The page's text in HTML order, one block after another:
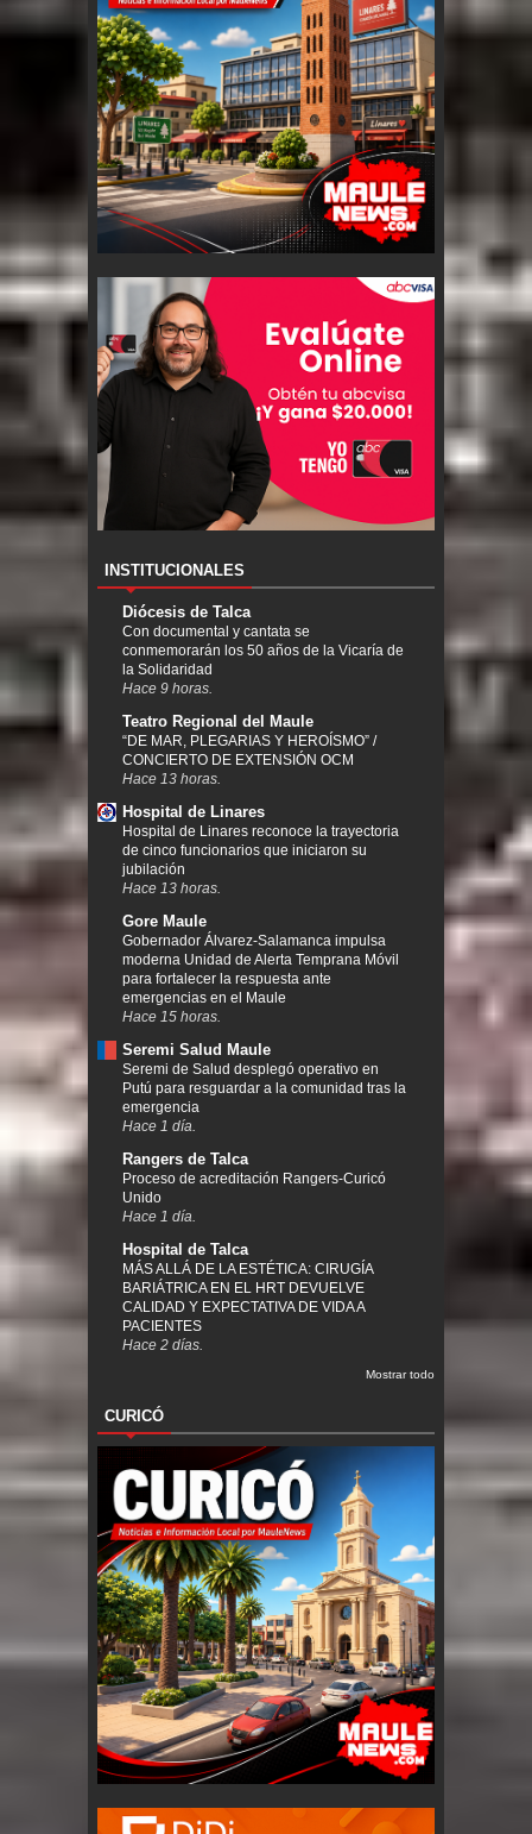
INSTITUCIONALES
Diócesis de Talca
Con documental y cantata se
conmemorarán los 50 años de la Vicaría de
la Solidaridad
Hace 9 horas.
Teatro Regional del Maule
“DE MAR, PLEGARIAS Y HEROÍSMO” /
CONCIERTO DE EXTENSIÓN OCM
Hace 13 horas.
Hospital de Linares
Hospital de Linares reconoce la trayectoria
de cinco funcionarios que iniciaron su
jubilación
Hace 13 horas.
Gore Maule
Gobernador Álvarez-Salamanca impulsa
moderna Unidad de Alerta Temprana Móvil
para fortalecer la respuesta ante
emergencias en el Maule
Hace 15 horas.
Seremi Salud Maule
Seremi de Salud desplegó operativo en
Putú para resguardar a la comunidad tras la
emergencia
Hace 1 día.
Rangers de Talca
Proceso de acreditación Rangers-Curicó
Unido
Hace 1 día.
Hospital de Talca
MÁS ALLÁ DE LA ESTÉTICA: CIRUGÍA
BARIÁTRICA EN EL HRT DEVUELVE
CALIDAD Y EXPECTATIVA DE VIDA A
PACIENTES
Hace 2 días.
Mostrar todo
CURICÓ